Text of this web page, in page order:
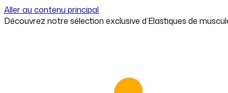
Aller au contenu principal
⁠⁠Découvrez notre sélection exclusive d’Elastiques de